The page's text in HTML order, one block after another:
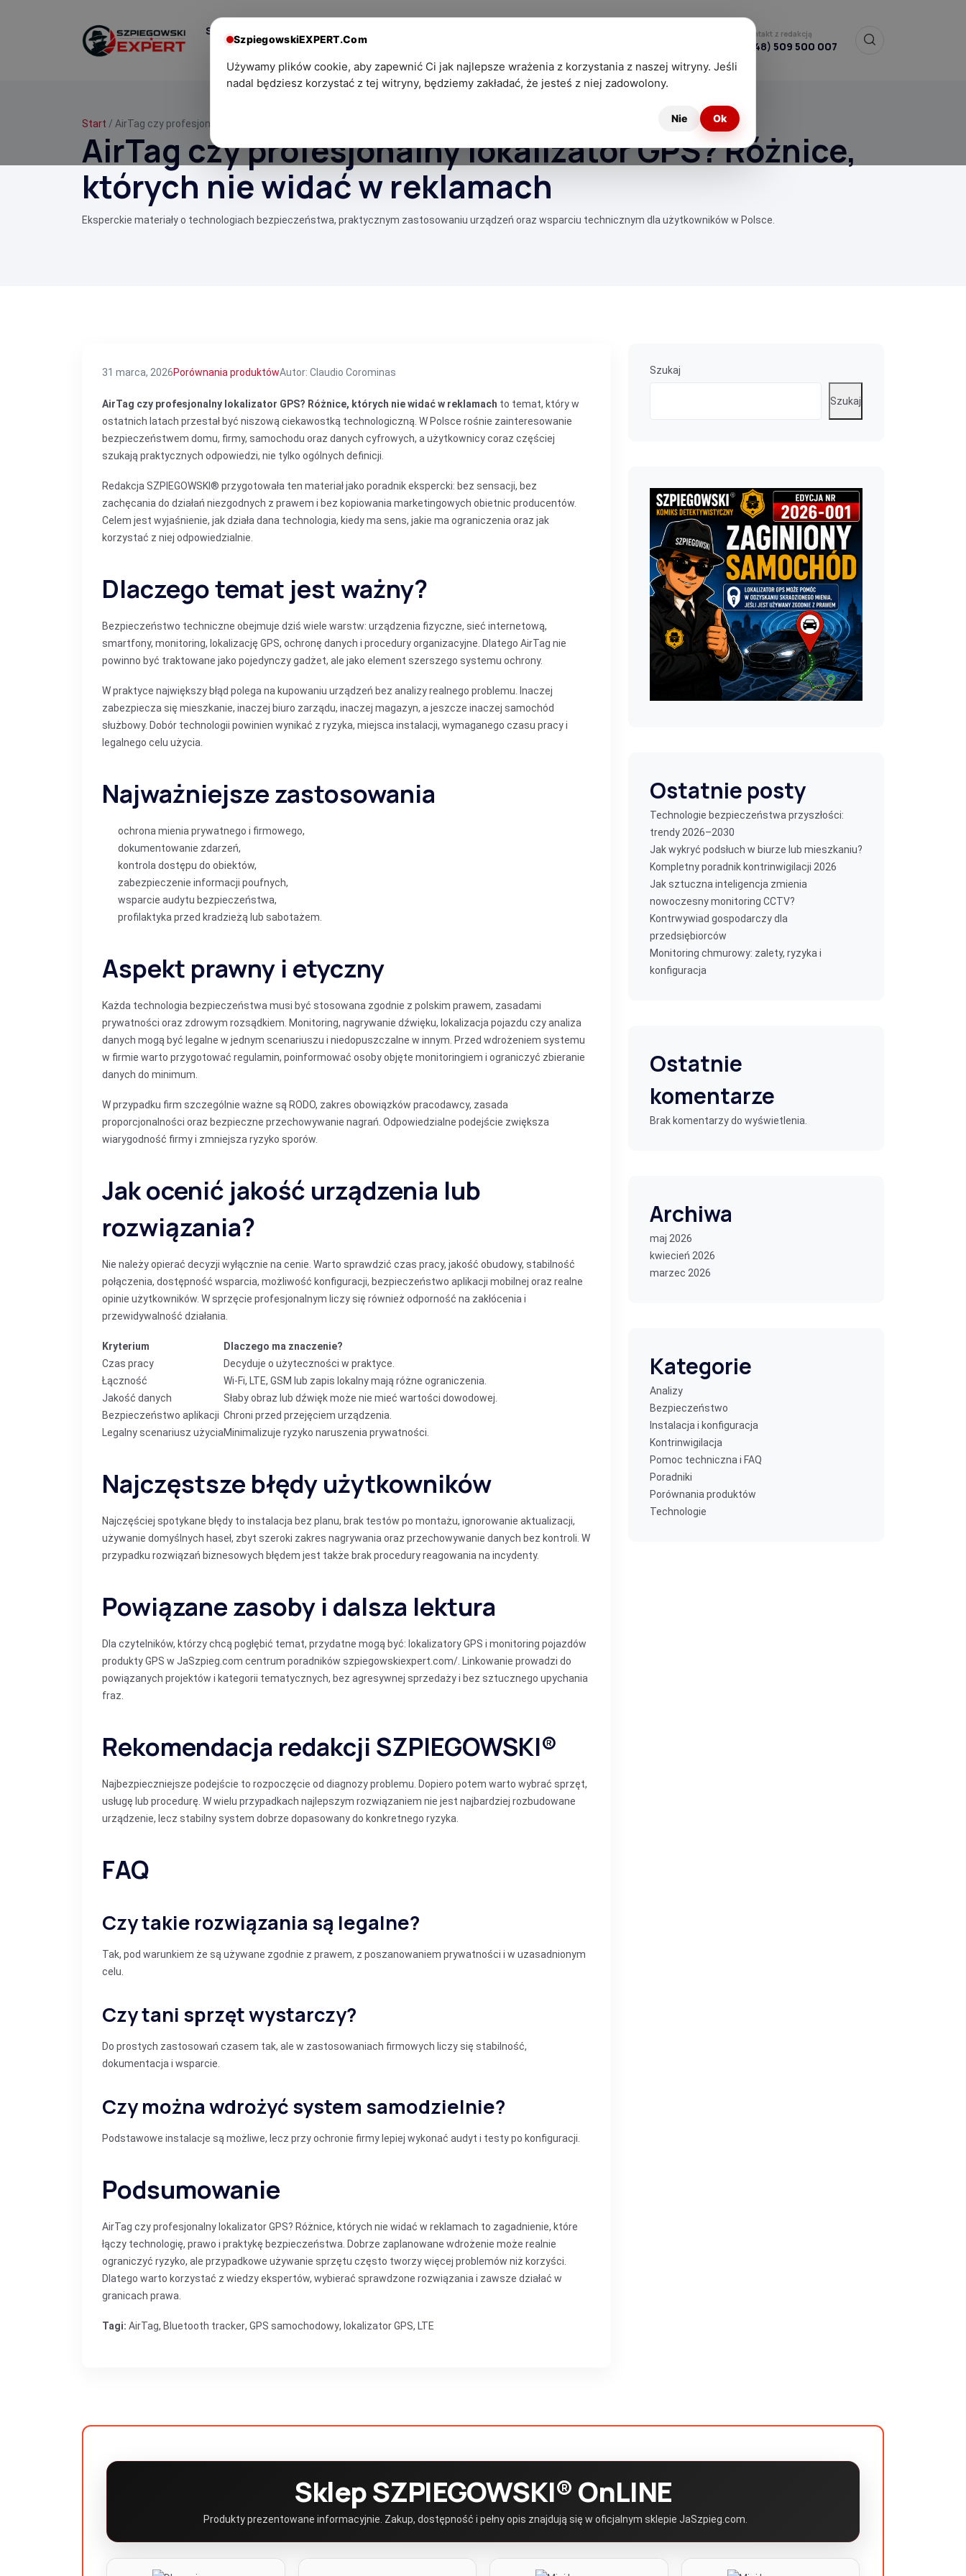
Start Kontakt z redakcją
(+48) 509 500 007
Start / AirTag czy profesjonalny lokalizator GPS? Różnice, których nie widać w reklamach
AirTag czy profesjonalny lokalizator GPS? Różnice,
których nie widać w reklamach
Eksperckie materiały o technologiach bezpieczeństwa, praktycznym zastosowaniu urządzeń oraz wsparciu technicznym dla użytkowników w Polsce.
31 marca, 2026Porównania produktówAutor: Claudio Corominas
AirTag czy profesjonalny lokalizator GPS? Różnice, których nie widać w reklamach to temat, który w
ostatnich latach przestał być niszową ciekawostką technologiczną. W Polsce rośnie zainteresowanie
bezpieczeństwem domu, firmy, samochodu oraz danych cyfrowych, a użytkownicy coraz częściej
szukają praktycznych odpowiedzi, nie tylko ogólnych definicji.
Redakcja SZPIEGOWSKI® przygotowała ten materiał jako poradnik ekspercki: bez sensacji, bez
zachęcania do działań niezgodnych z prawem i bez kopiowania marketingowych obietnic producentów.
Celem jest wyjaśnienie, jak działa dana technologia, kiedy ma sens, jakie ma ograniczenia oraz jak
korzystać z niej odpowiedzialnie.
Dlaczego temat jest ważny?
Bezpieczeństwo techniczne obejmuje dziś wiele warstw: urządzenia fizyczne, sieć internetową,
smartfony, monitoring, lokalizację GPS, ochronę danych i procedury organizacyjne. Dlatego AirTag nie
powinno być traktowane jako pojedynczy gadżet, ale jako element szerszego systemu ochrony.
W praktyce największy błąd polega na kupowaniu urządzeń bez analizy realnego problemu. Inaczej
zabezpiecza się mieszkanie, inaczej biuro zarządu, inaczej magazyn, a jeszcze inaczej samochód
służbowy. Dobór technologii powinien wynikać z ryzyka, miejsca instalacji, wymaganego czasu pracy i
legalnego celu użycia.
Najważniejsze zastosowania
ochrona mienia prywatnego i firmowego,
dokumentowanie zdarzeń,
kontrola dostępu do obiektów,
zabezpieczenie informacji poufnych,
wsparcie audytu bezpieczeństwa,
profilaktyka przed kradzieżą lub sabotażem.
Aspekt prawny i etyczny
Każda technologia bezpieczeństwa musi być stosowana zgodnie z polskim prawem, zasadami
prywatności oraz zdrowym rozsądkiem. Monitoring, nagrywanie dźwięku, lokalizacja pojazdu czy analiza
danych mogą być legalne w jednym scenariuszu i niedopuszczalne w innym. Przed wdrożeniem systemu
w firmie warto przygotować regulamin, poinformować osoby objęte monitoringiem i ograniczyć zbieranie
danych do minimum.
W przypadku firm szczególnie ważne są RODO, zakres obowiązków pracodawcy, zasada
proporcjonalności oraz bezpieczne przechowywanie nagrań. Odpowiedzialne podejście zwiększa
wiarygodność firmy i zmniejsza ryzyko sporów.
Jak ocenić jakość urządzenia lub
rozwiązania?
Nie należy opierać decyzji wyłącznie na cenie. Warto sprawdzić czas pracy, jakość obudowy, stabilność
połączenia, dostępność wsparcia, możliwość konfiguracji, bezpieczeństwo aplikacji mobilnej oraz realne
opinie użytkowników. W sprzęcie profesjonalnym liczy się również odporność na zakłócenia i
przewidywalność działania.
Kryterium
Dlaczego ma znaczenie?
Czas pracy
Decyduje o użyteczności w praktyce.
Łączność
Wi‑Fi, LTE, GSM lub zapis lokalny mają różne ograniczenia.
Jakość danych
Słaby obraz lub dźwięk może nie mieć wartości dowodowej.
Bezpieczeństwo aplikacji Chroni przed przejęciem urządzenia.
Legalny scenariusz użyciaMinimalizuje ryzyko naruszenia prywatności.
Najczęstsze błędy użytkowników
Najczęściej spotykane błędy to instalacja bez planu, brak testów po montażu, ignorowanie aktualizacji,
używanie domyślnych haseł, zbyt szeroki zakres nagrywania oraz przechowywanie danych bez kontroli. W
przypadku rozwiązań biznesowych błędem jest także brak procedury reagowania na incydenty.
Powiązane zasoby i dalsza lektura
Dla czytelników, którzy chcą pogłębić temat, przydatne mogą być: lokalizatory GPS i monitoring pojazdów
produkty GPS w JaSzpieg.com centrum poradników szpiegowskiexpert.com/ . Linkowanie prowadzi do
powiązanych projektów i kategorii tematycznych, bez agresywnej sprzedaży i bez sztucznego upychania
fraz.
Rekomendacja redakcji SZPIEGOWSKI®
Najbezpieczniejsze podejście to rozpoczęcie od diagnozy problemu. Dopiero potem warto wybrać sprzęt,
usługę lub procedurę. W wielu przypadkach najlepszym rozwiązaniem nie jest najbardziej rozbudowane
urządzenie, lecz stabilny system dobrze dopasowany do konkretnego ryzyka.
FAQ
Czy takie rozwiązania są legalne?
Tak, pod warunkiem że są używane zgodnie z prawem, z poszanowaniem prywatności i w uzasadnionym
celu.
Czy tani sprzęt wystarczy?
Do prostych zastosowań czasem tak, ale w zastosowaniach firmowych liczy się stabilność,
dokumentacja i wsparcie.
Czy można wdrożyć system samodzielnie?
Podstawowe instalacje są możliwe, lecz przy ochronie firmy lepiej wykonać audyt i testy po konfiguracji.
Podsumowanie
AirTag czy profesjonalny lokalizator GPS? Różnice, których nie widać w reklamach to zagadnienie, które
łączy technologię, prawo i praktykę bezpieczeństwa. Dobrze zaplanowane wdrożenie może realnie
ograniczyć ryzyko, ale przypadkowe używanie sprzętu często tworzy więcej problemów niż korzyści.
Dlatego warto korzystać z wiedzy ekspertów, wybierać sprawdzone rozwiązania i zawsze działać w
granicach prawa.
Tagi: AirTag, Bluetooth tracker, GPS samochodowy, lokalizator GPS, LTE
Szukaj
Szukaj
Ostatnie posty
Technologie bezpieczeństwa przyszłości:
trendy 2026–2030
Jak wykryć podsłuch w biurze lub mieszkaniu?
Kompletny poradnik kontrinwigilacji 2026
Jak sztuczna inteligencja zmienia
nowoczesny monitoring CCTV?
Kontrwywiad gospodarczy dla
przedsiębiorców
Monitoring chmurowy: zalety, ryzyka i
konfiguracja
Ostatnie
komentarze
Brak komentarzy do wyświetlenia.
Archiwa
maj 2026
kwiecień 2026
marzec 2026
Kategorie
Analizy
Bezpieczeństwo
Instalacja i konfiguracja
Kontrinwigilacja
Pomoc techniczna i FAQ
Poradniki
Porównania produktów
Technologie
Sklep SZPIEGOWSKI® OnLINE
Produkty prezentowane informacyjnie. Zakup, dostępność i pełny opis znajdują się w oficjalnym sklepie JaSzpieg.com.
SzpiegowskiEXPERT.Com
Używamy plików cookie, aby zapewnić Ci jak najlepsze wrażenia z korzystania z naszej witryny. Jeśli
nadal będziesz korzystać z tej witryny, będziemy zakładać, że jesteś z niej zadowolony.
Nie Ok